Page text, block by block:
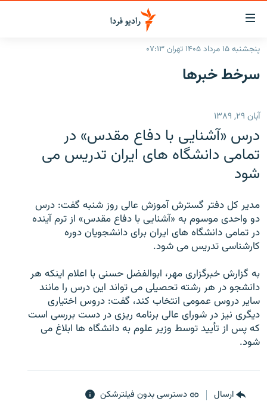
لینک‌های
قابلیت
دسترسی
بازگشت
اصلی
رفتن
صفحه
جستجو
ایران
انتخاب کنید و بشنوید
برنامه‌های رادیویی
پادکست
چندرسانه‌ای
گزارش‌های ویدئویی
English
به ما بپیوندید
زبان‌های دیگر
پنجشنبه ۱۵ مرداد ۱۴۰۵ تهران ۰۷:۱۳
سرخط‌ خبرها
آبان ۲۹, ۱۳۸۹
درس «آشنايی با دفاع مقدس» در
تمامی دانشگاه های ايران تدريس می
شود
مدير کل دفتر گسترش آموزش عالی روز شنبه گفت: درس
دو واحدی موسوم به «آشنايی با دفاع مقدس» از ترم آينده
در تمامی دانشگاه های ايران برای دانشجويان دوره
کارشناسی تدريس می شود.
به گزارش خبرگزاری مهر، ابوالفضل حسنی با اعلام اينکه هر
دانشجو در هر رشته تحصيلی می تواند اين درس را مانند
ساير دروس عمومی انتخاب کند، گفت: دروس اختياری
ديگری نيز در شورای عالی برنامه ريزی در دست بررسی است
که پس از تأييد توسط وزير علوم به دانشگاه ها ابلاغ می
شود.
ارسال دسترسی بدون فیلترشکن